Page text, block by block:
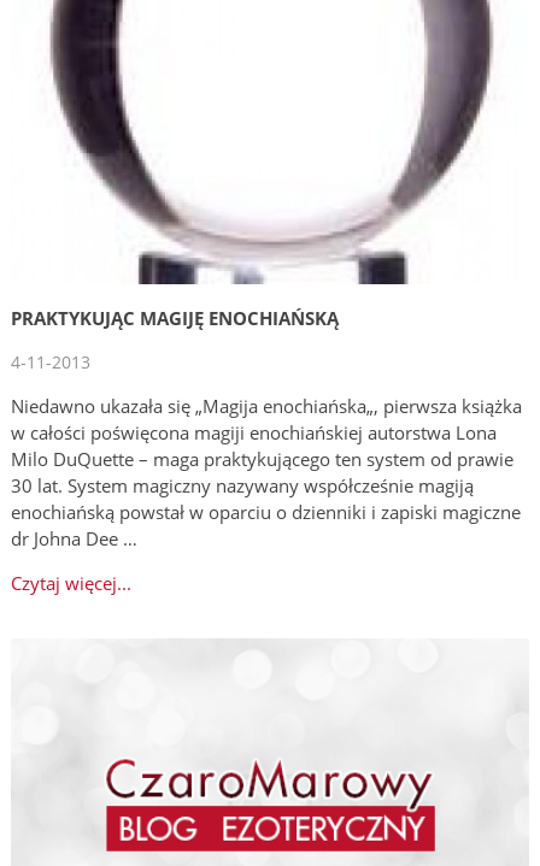
PRAKTYKUJĄC MAGIJĘ ENOCHIAŃSKĄ
4-11-2013
Niedawno ukazała się „Magija enochiańska„, pierwsza książka
w całości poświęcona magiji enochiańskiej autorstwa Lona
Milo DuQuette – maga praktykującego ten system od prawie
30 lat. System magiczny nazywany współcześnie magiją
enochiańską powstał w oparciu o dzienniki i zapiski magiczne
dr Johna Dee …
Czytaj więcej...